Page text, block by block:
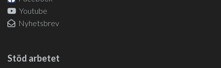
Youtube
Nyhetsbrev
Stöd arbetet